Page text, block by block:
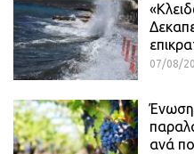
07/08/
Ένωση
ανά